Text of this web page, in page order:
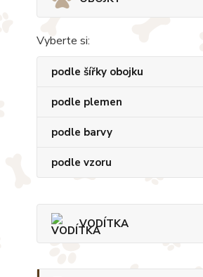
Vyberte si:
podle šířky obojku
podle plemen
podle barvy
podle vzoru
VODÍTKA